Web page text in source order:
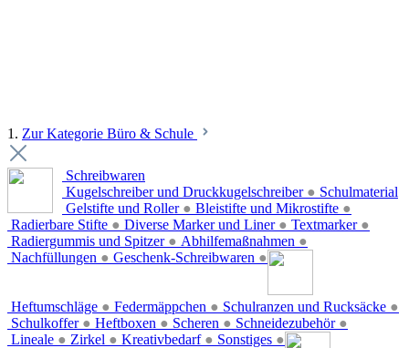
1. Zur Kategorie Büro & Schule
Schreibwaren
Kugelschreiber und Druckkugelschreiber ●
Gelstifte und Roller ● Bleistifte und Mikrostifte ●
Radierbare Stifte ● Diverse Marker und Liner ● Textmarker ●
Radiergummis und Spitzer ● Abhilfemaßnahmen ●
Nachfüllungen ● Geschenk-Schreibwaren ●
Schulmaterial
Heftumschläge ● Federmäppchen ● Schulranzen und Rucksäcke ●
Schulkoffer ● Heftboxen ● Scheren ● Schneidezubehör ●
Lineale ● Zirkel ● Kreativbedarf ● Sonstiges ●